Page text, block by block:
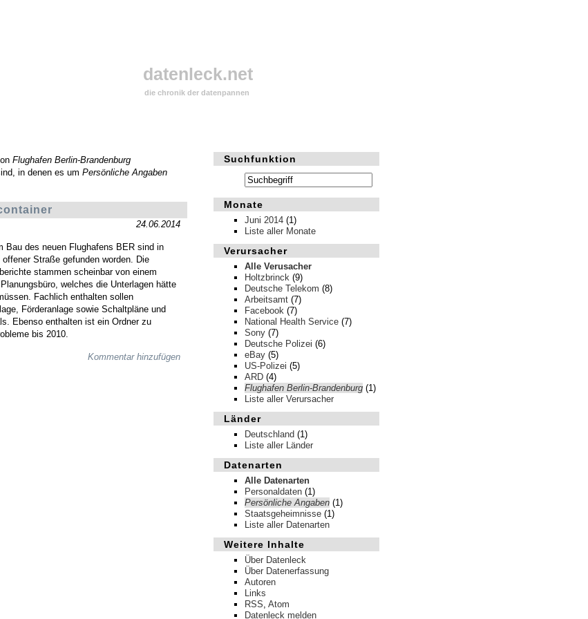
datenleck.net
die chronik der datenpannen
Suchfunktion
Monate
Juni 2014 (1)
Liste aller Monate
Verursacher
Alle Verusacher
Holtzbrinck (9)
Deutsche Telekom (8)
Arbeitsamt (7)
Facebook (7)
National Health Service (7)
Sony (7)
Deutsche Polizei (6)
eBay (5)
US-Polizei (5)
ARD (4)
Flughafen Berlin-Brandenburg (1)
Liste aller Verursacher
Länder
Deutschland (1)
Liste aller Länder
Datenarten
Alle Datenarten
Personaldaten (1)
Persönliche Angaben (1)
Staatsgeheimnisse (1)
Liste aller Datenarten
Weitere Inhalte
Über Datenleck
Über Datenerfassung
Autoren
Links
RSS, Atom
Datenleck melden
Flughafen Berlin-Brandenburg
in denen es um Persönliche Angaben
24.06.2014
Bau des neuen Flughafens BER sind in
Straße gefunden worden. Die
stammen scheinbar von einem
welches die Unterlagen hätte
Fachlich enthalten sollen
Förderanlage sowie Schaltpläne und
Ebenso enthalten ist ein Ordner zu
bis 2010.
Kommentar hinzufügen